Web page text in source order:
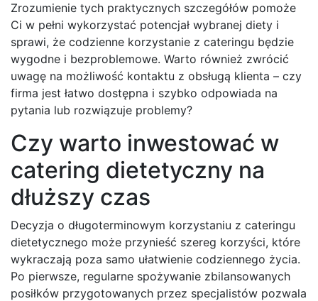
Zrozumienie tych praktycznych szczegółów pomoże
Ci w pełni wykorzystać potencjał wybranej diety i
sprawi, że codzienne korzystanie z cateringu będzie
wygodne i bezproblemowe. Warto również zwrócić
uwagę na możliwość kontaktu z obsługą klienta – czy
firma jest łatwo dostępna i szybko odpowiada na
pytania lub rozwiązuje problemy?
Czy warto inwestować w
catering dietetyczny na
dłuższy czas
Decyzja o długoterminowym korzystaniu z cateringu
dietetycznego może przynieść szereg korzyści, które
wykraczają poza samo ułatwienie codziennego życia.
Po pierwsze, regularne spożywanie zbilansowanych
posiłków przygotowanych przez specjalistów pozwala